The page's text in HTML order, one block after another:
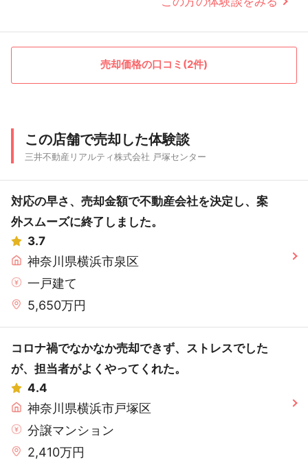
売却価格の口コミ(2件)
この店舗で売却した体験談
三井不動産リアルティ株式会社 戸塚センター
対応の早さ、売却金額で不動産会社を決定し、案
外スムーズに終了しました。
3.7
神奈川県横浜市泉区
一戸建て
5,650万円
コロナ禍でなかなか売却できず、ストレスでした
が、担当者がよくやってくれた。
4.4
神奈川県横浜市戸塚区
分譲マンション
2,410万円